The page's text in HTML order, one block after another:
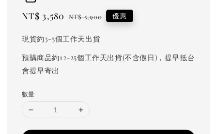
Sale
NT$ 3,580 Regular
NT$ 5,900 優惠
現貨約3-5個工作天出貨
預購商品約12-25個工作天出貨(不含假日)，提早抵台
會提早寄出
數量